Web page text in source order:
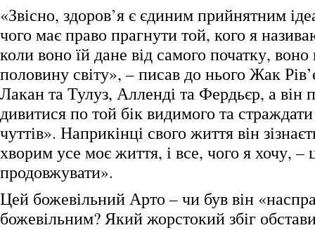
«Звісно, здоров’я є єдиним прийнятним
чого має право прагнути той, кого я
коли воно їй дане від самого початку, воно
половину світу», – писав до нього Жак
Лакан та Тулуз, Алленді та Фердьєр, а він
дивитися по той бік видимого та страждати
чуттів». Наприкінці свого життя він
хворим усе моє життя, і все, чого я хочу, –
продовжувати».
Цей божевільний Арто – чи був він
божевільним? Який жорстокий збіг